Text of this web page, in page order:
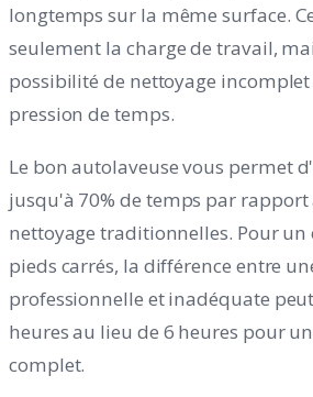
longtemps sur la même surface.
seulement la charge de travail,
possibilité de nettoyage incomplet
pression de temps.
Le bon autolaveuse vous permet
jusqu'à 70% de temps par
nettoyage traditionnelles. Pour un
pieds carrés, la différence entre
professionnelle et inadéquate
heures au lieu de 6 heures pour
complet.